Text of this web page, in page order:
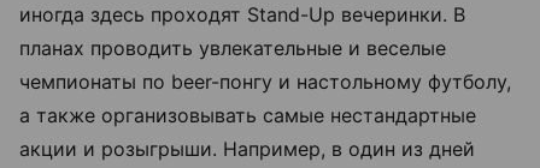
иногда здесь проходят Stand-Up вечеринки. В
планах проводить увлекательные и веселые
чемпионаты по beer-понгу и настольному футболу,
а также организовывать самые нестандартные
акции и розыгрыши. Например, в один из дней